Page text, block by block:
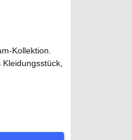
Kollektion.